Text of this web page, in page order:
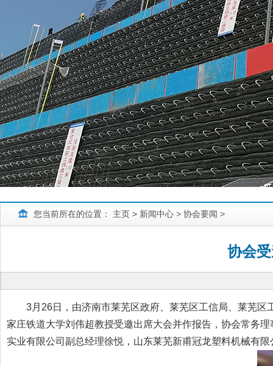
您当前所在的位置： 主页 > 新闻中心 > 协会要闻 >
协会
3月26日，由济南市莱芜区政府、莱芜区工信局、莱芜区
家庄铁道大学刘伟超教授受邀出席大会并作报告，协会常务
实业有限公司副总经理徐悦，山东莱芜新甫冠龙塑料机械有